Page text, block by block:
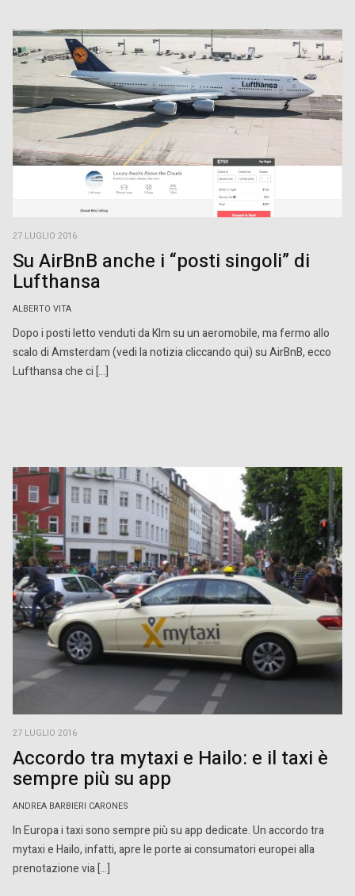
27 LUGLIO 2016
Su AirBnB anche i “posti singoli” di
Lufthansa
ALBERTO VITA
Dopo i posti letto venduti da Klm su un aeromobile, ma fermo allo
scalo di Amsterdam (vedi la notizia cliccando qui) su AirBnB, ecco
Lufthansa che ci […]
27 LUGLIO 2016
Accordo tra mytaxi e Hailo: e il taxi è
sempre più su app
ANDREA BARBIERI CARONES
In Europa i taxi sono sempre più su app dedicate. Un accordo tra
mytaxi e Hailo, infatti, apre le porte ai consumatori europei alla
prenotazione via […]